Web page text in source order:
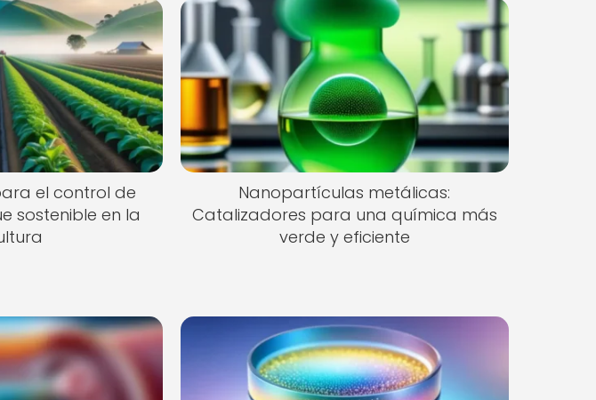
el control de
sostenible en la
Nanopartículas metálicas:
Catalizadores para una química más
verde y eficiente